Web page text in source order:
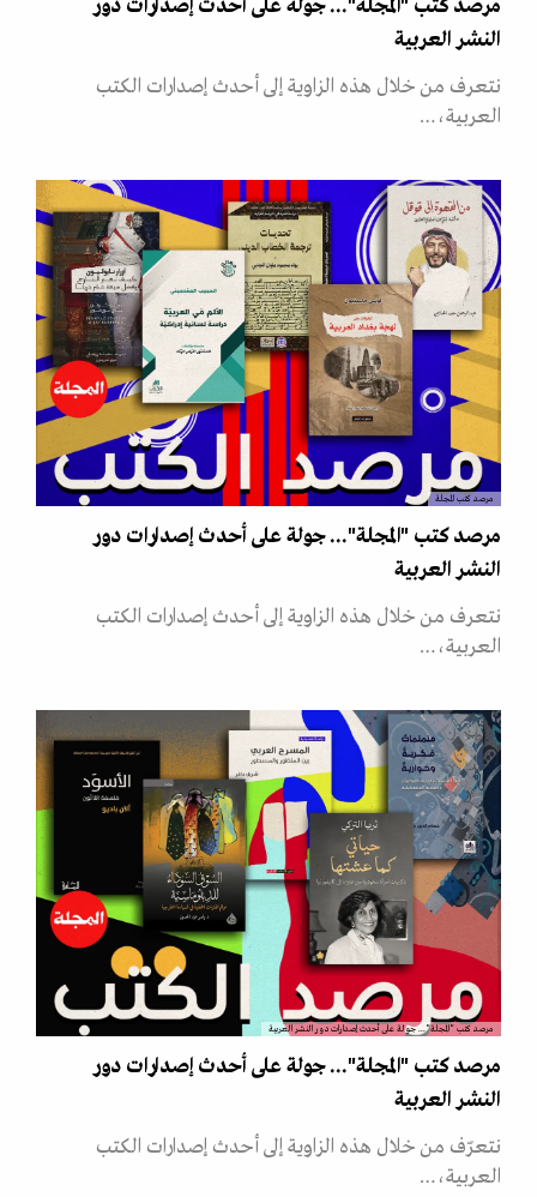
مرصد كتب "المجلة"... جولة على أحدث إصدارات دور
النشر العربية
نتعرف من خلال هذه الزاوية إلى أحدث إصدارات الكتب
العربية،…
مرصد كتب المجلة
مرصد كتب "المجلة"... جولة على أحدث إصدارات دور
النشر العربية
نتعرف من خلال هذه الزاوية إلى أحدث إصدارات الكتب
العربية،…
مرصد كتب "المجلة"... جولة على أحدث إصدارات دور النشر العربية
مرصد كتب "المجلة"... جولة على أحدث إصدارات دور
النشر العربية
نتعرّف من خلال هذه الزاوية إلى أحدث إصدارات الكتب
العربية،…